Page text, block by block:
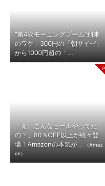
“第4次モーニングブーム”到来
のワケ 300円の「朝サイゼ」
から1000円超の「...
「え、こんなセールやってた
の？」80％OFF以上が続々登
場！Amazonの本気が...
（Amaz
on）